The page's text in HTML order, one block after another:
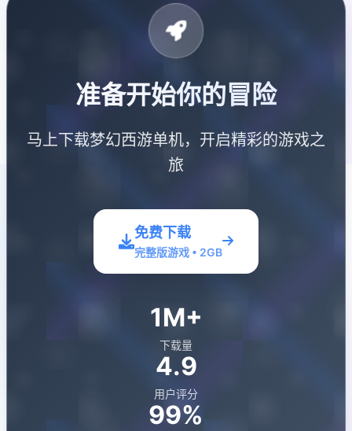
准备开始你的冒险
马上下载梦幻西游单机，开启精彩的游戏之
旅
免费下载
完整版游戏 • 2GB
1M+
下载量
4.9
用户评分
99%